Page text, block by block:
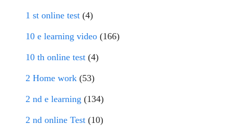
1 st online test (4)
10 e learning video (166)
10 th online test (4)
2 Home work (53)
2 nd e learning (134)
2 nd online Test (10)